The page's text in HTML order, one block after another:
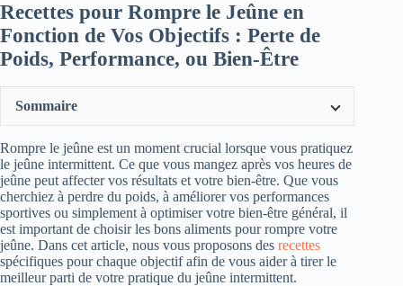
Recettes pour Rompre le Jeûne en
Fonction de Vos Objectifs : Perte de
Poids, Performance, ou Bien-Être
Sommaire
Rompre le jeûne est un moment crucial lorsque vous pratiquez
le jeûne intermittent. Ce que vous mangez après vos heures de
jeûne peut affecter vos résultats et votre bien-être. Que vous
cherchiez à perdre du poids, à améliorer vos performances
sportives ou simplement à optimiser votre bien-être général, il
est important de choisir les bons aliments pour rompre votre
jeûne. Dans cet article, nous vous proposons des recettes
spécifiques pour chaque objectif afin de vous aider à tirer le
meilleur parti de votre pratique du jeûne intermittent.